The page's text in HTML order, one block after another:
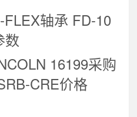
轴承 FD-10
数
16199采购
CRE价格